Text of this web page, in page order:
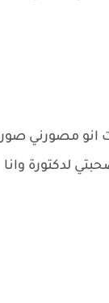
انو مصورني صور
لدكتورة وانا